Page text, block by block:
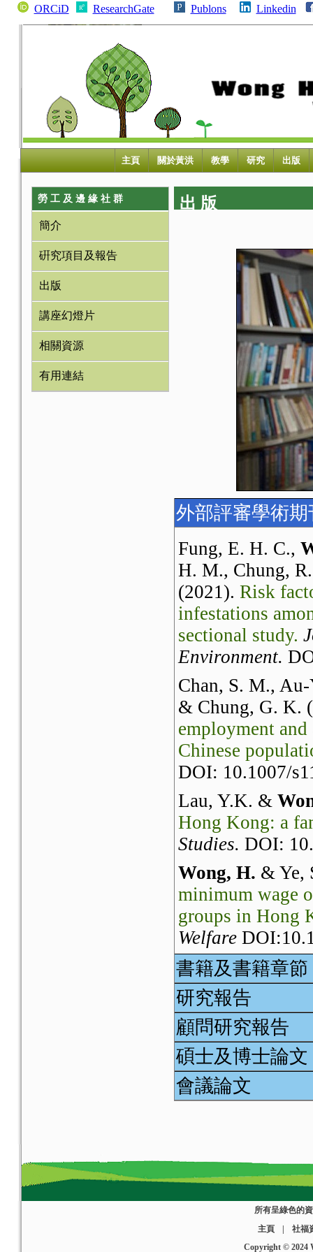
ORCiD ResearchGate Publons Linkedin
主頁 關於黃洪 教學 研究 出版
勞 工 及 邊 緣 社 群
簡介
硏究項目及報告
出版
講座幻燈片
相關資源
有用連結
出 版
外部評審學術期
Fung, E. H. C.,
H. M., Chung,
(2021). Risk
infestations
sectional study.
Environment.
Chan, S. M.,
& Chung, G. K.
employment
Chinese
DOI: 10.1007/
Lau, Y.K. &
Hong Kong: a
Studies. DOI:
Wong, H. & Ye,
minimum wage
groups in Hong
Welfare
Crabtree, S. A.
discrimination
Kong: An
British Journal
DOI:10.1093/
Crabtree, S. A.
against the
10.1080/
Wong, H.
works of
Journal of
書籍及書籍章節
研究報告
顧問研究報告
碩士及博士論文
會議論文
所有呈綠色的
主頁
社福
Copyright © 2024